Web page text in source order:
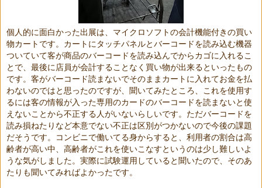
個人的に面白かった出展は、マイクロソフトの会計機能付きの買い
物カートです。カートにタッチパネルとバーコードを読み込む機器
ついていて客が商品のバーコードを読み込んでからカゴに入れるこ
とで、最後に店員が会計することなく買い物が出来るといったもの
です。客がバーコード読まないでそのままカートに入れてお金を払
わないのではと思ったのですが、聞いてみたところ、これを使用す
るには客の情報が入った専用のカードのバーコードを読まないと使
えないことから不正する人がいないらしいです。ただバーコードを
読み損ねたりなど本意でない不正は区別がつかないので今後の課題
だそうです。コンビニで働いてる身からすると、利用者の割合は高
齢者が高い中、高齢者がこれを使いこなすというのは少し難しいよ
うな気がしました。実際に試験運用していると聞いたので、そのあ
たりも聞いてみればよかったです。